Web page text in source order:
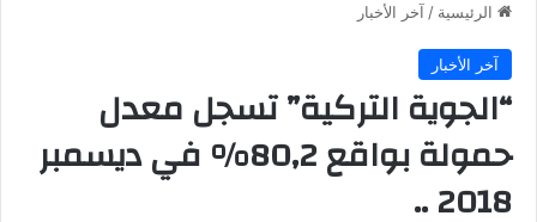
الرئيسية / آخر الأخبار
آخر الأخبار
“الجوية التركية” تسجل معدل
حمولة بواقع 80,2% في ديسمبر
2018 ..